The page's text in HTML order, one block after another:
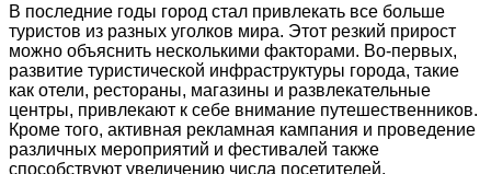
В последние годы город стал привлекать все больше
туристов из разных уголков мира. Этот резкий прирост
можно объяснить несколькими факторами. Во-первых,
развитие туристической инфраструктуры города, такие
как отели, рестораны, магазины и развлекательные
центры, привлекают к себе внимание путешественников.
Кроме того, активная рекламная кампания и проведение
различных мероприятий и фестивалей также
способствуют увеличению числа посетителей.